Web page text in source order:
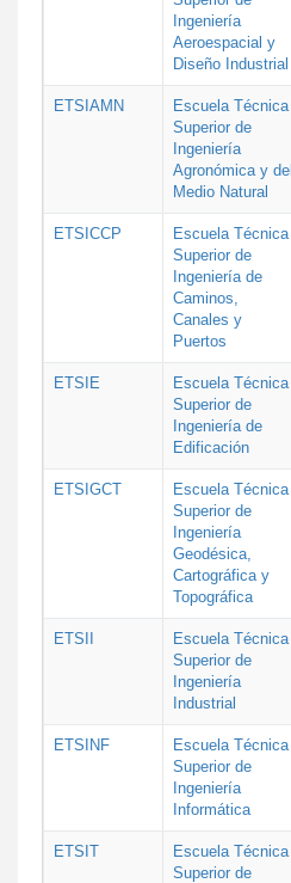
Ingeniería
Aeroespacial y
Diseño Industrial
ETSIAMN
Escuela Técnica
Superior de
Ingeniería
Agronómica y del
Medio Natural
ETSICCP
Escuela Técnica
Superior de
Ingeniería de
Caminos,
Canales y
Puertos
ETSIE
Escuela Técnica
Superior de
Ingeniería de
Edificación
ETSIGCT
Escuela Técnica
Superior de
Ingeniería
Geodésica,
Cartográfica y
Topográfica
ETSII
Escuela Técnica
Superior de
Ingeniería
Industrial
ETSINF
Escuela Técnica
Superior de
Ingeniería
Informática
ETSIT
Escuela Técnica
Superior de